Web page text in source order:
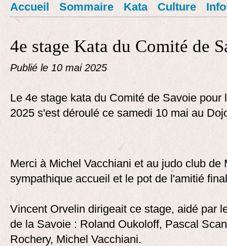
Accueil Sommaire Kata Culture
4e stage Kata du Comité de
Publié le 10 mai 2025
Le 4e stage kata du Comité de Savoie pour
2025 s'est déroulé ce samedi 10 mai au
Merci à Michel Vacchiani et au judo club de
sympathique accueil et le pot de l'amitié
Vincent Orvelin dirigeait ce stage, aidé par
de la Savoie : Roland Oukoloff, Pascal
Rochery, Michel Vacchiani.